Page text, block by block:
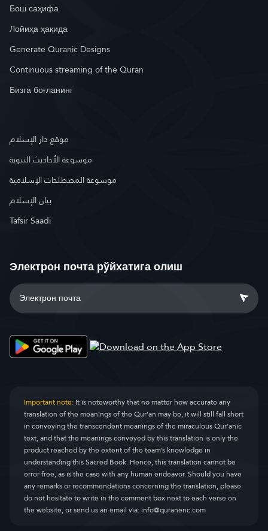
Бош саҳифа
Лойиҳа ҳақида
Generate Quranic Designs
Continuous streaming of the Quran
Бизга боғланинг
موقع دار الإسلام
موسوعة الأحاديث النبوية
موسوعة المصطلحات الإسلامية
بيان الإسلام
Tafsir Saadi
Электрон почта рўйхатига олиш
Important note:It is noteworthy that no matter how accurate any
translation of the meanings of the Qur’an may be, it will still fall short
in conveying the transcendent meanings of the miraculous Qur’anic
text, and that the meanings conveyed by this translation is only the
product reached by the extent of the team’s knowledge in
understanding this Sacred Book. Hence, this translation cannot be
error-free, as is the case with any human endeavor. Should you have
any remarks or recommendations concerning the translation, please
do not hesitate to write in the comment box next to each verse on
the website, or send us an email via:info@quranenc.com